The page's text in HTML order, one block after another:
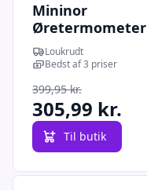
Mininor
Øretermometer
Loukrudt
Bedst af 3 priser
399,95 kr.
305,99 kr.
Til butik